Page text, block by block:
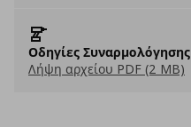
Οδηγίες Συναρμολόγησης
Λήψη αρχείου PDF (2 MB)